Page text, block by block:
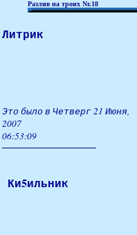
Разлив на троих Nr.18
Литрик
Это было в Четверг 21 Июня,
2007
06:53:09
Ки5ильник